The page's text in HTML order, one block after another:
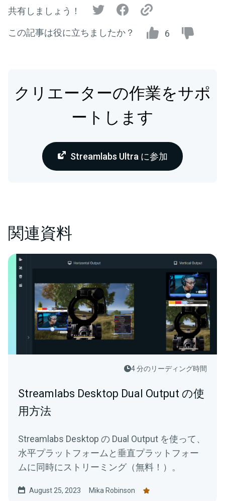
共有しましょう！
この記事は役に立ちましたか？ 6
クリエーターの作業をサポ
ートします
Streamlabs Ultra に参加
関連資料
4 分のリーディング時間
Streamlabs Desktop Dual Output の使
用方法
Streamlabs Desktop の Dual Output を使って、
水平プラットフォームと垂直プラットフォー
ムに同時にストリーミング（無料！）。
August 25, 2023 Mika Robinson